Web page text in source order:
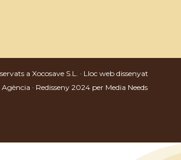
a Xocosave S.L. · Lloc web dissenyat
· Redisseny 2024 per Media Needs